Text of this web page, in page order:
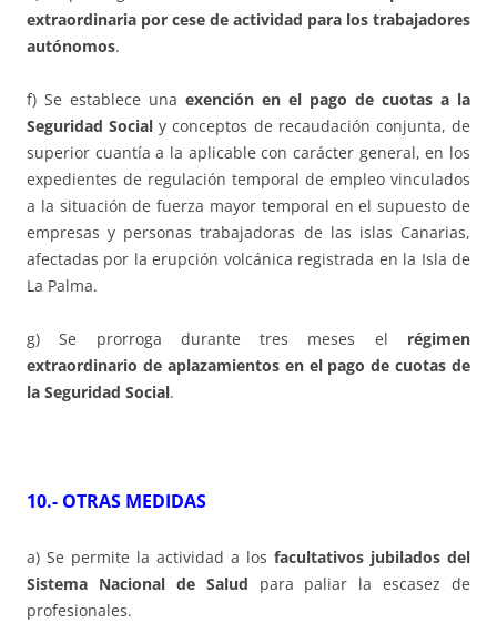
extraordinaria por cese de actividad para los trabajadores
autónomos.
f) Se establece una exención en el pago de cuotas a la
Seguridad Social y conceptos de recaudación conjunta, de
superior cuantía a la aplicable con carácter general, en los
expedientes de regulación temporal de empleo vinculados
a la situación de fuerza mayor temporal en el supuesto de
empresas y personas trabajadoras de las islas Canarias,
afectadas por la erupción volcánica registrada en la Isla de
La Palma.
g) Se prorroga durante tres meses el régimen
extraordinario de aplazamientos en el pago de cuotas de
la Seguridad Social.
10.- OTRAS MEDIDAS
a) Se permite la actividad a los facultativos jubilados del
Sistema Nacional de Salud para paliar la escasez de
profesionales.